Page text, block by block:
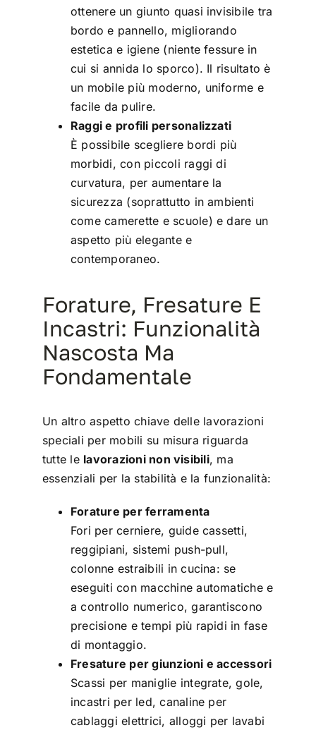
ottenere un giunto quasi invisibile tra
bordo e pannello, migliorando
estetica e igiene (niente fessure in
cui si annida lo sporco). Il risultato è
un mobile più moderno, uniforme e
facile da pulire.
Raggi e profili personalizzati
È possibile scegliere bordi più
morbidi, con piccoli raggi di
curvatura, per aumentare la
sicurezza (soprattutto in ambienti
come camerette e scuole) e dare un
aspetto più elegante e
contemporaneo.
Forature, Fresature E
Incastri: Funzionalità
Nascosta Ma
Fondamentale
Un altro aspetto chiave delle lavorazioni
speciali per mobili su misura riguarda
tutte le lavorazioni non visibili, ma
essenziali per la stabilità e la funzionalità:
Forature per ferramenta
Fori per cerniere, guide cassetti,
reggipiani, sistemi push-pull,
colonne estraibili in cucina: se
eseguiti con macchine automatiche e
a controllo numerico, garantiscono
precisione e tempi più rapidi in fase
di montaggio.
Fresature per giunzioni e accessori
Scassi per maniglie integrate, gole,
incastri per led, canaline per
cablaggi elettrici, alloggi per lavabi